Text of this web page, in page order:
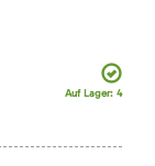
Auf Lager: 4